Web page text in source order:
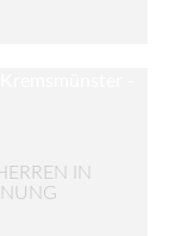
IN